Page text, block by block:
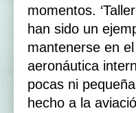
momentos.
han sido un
mantenerse en
aeronáutica
pocas ni
hecho a la